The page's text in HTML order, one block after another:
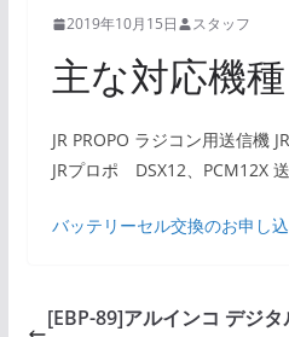
2019年10月15日 スタッフ
主な対応機種
JR PROPO ラジコン用送信機
JRプロポ DSX12、PCM12X
バッテリーセル交換のお申し
[EBP-89]アルインコ デジ